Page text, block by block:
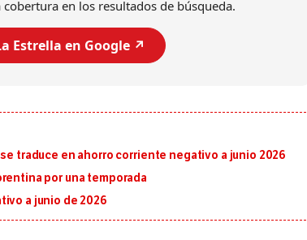
en los resultados de búsqueda.
Estrella en Google ↗️
traduce en ahorro corriente negativo a junio 2026
por una temporada
a junio de 2026
Entre recuerdos y escuetas
da Silva, oficializó este domingo su
candidatura